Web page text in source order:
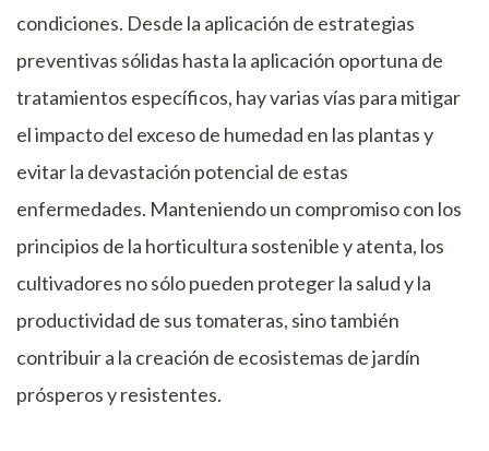
condiciones. Desde la aplicación de estrategias
preventivas sólidas hasta la aplicación oportuna de
tratamientos específicos, hay varias vías para mitigar
el impacto del exceso de humedad en las plantas y
evitar la devastación potencial de estas
enfermedades. Manteniendo un compromiso con los
principios de la horticultura sostenible y atenta, los
cultivadores no sólo pueden proteger la salud y la
productividad de sus tomateras, sino también
contribuir a la creación de ecosistemas de jardín
prósperos y resistentes.